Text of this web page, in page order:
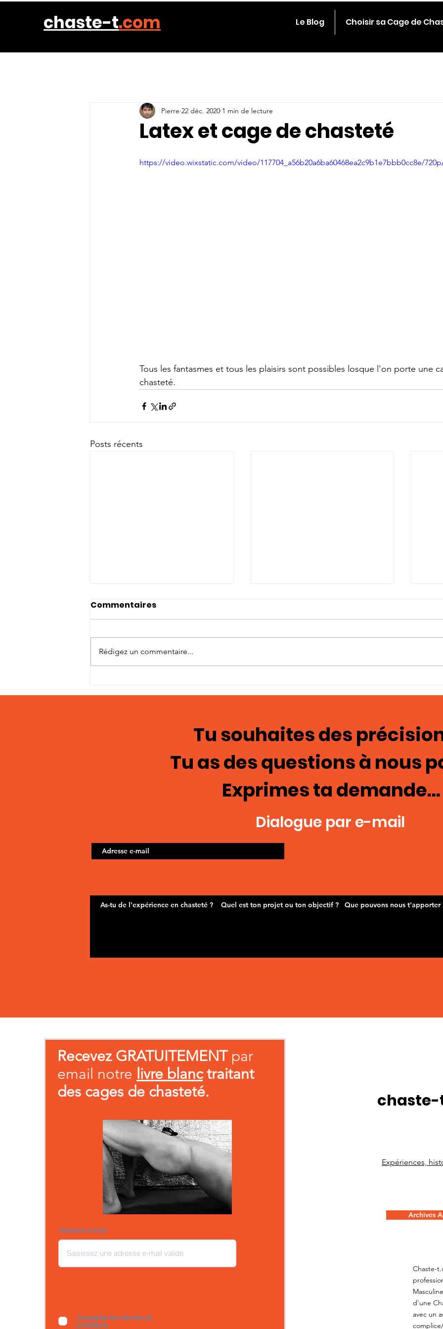
chaste-t.com Le Blog Choisir sa Cage de
Latex et cage de chasteté
Pierre 22 déc. 2020 1 min de lecture
https://video.wixstatic.com/video/117704_a56b20a6ba60468ea2c9b1e7bbb0cc8e/
Tous les fantasmes et tous les plaisirs sont possibles losque l'on porte une
chasteté.
Posts récents
images; chasteté
Cage de chasteté 129
Commentaires
Rédigez un commentaire...
Tu souhaites des
Tu as des questions à nous
Exprimes ta demande...
Dialogue par e-mail
Recevez GRATUITEMENTpar
email notre livre blanctraitant
des cages de chasteté.
Adresse e-mail
J’accepte les termes et
conditions
Expériences,
Archives
Chaste-
d'une
avec un